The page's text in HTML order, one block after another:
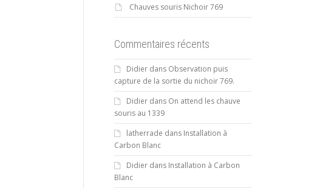
Chauves souris Nichoir 769
Commentaires récents
Didierdans Observation puis
capture de la sortie du nichoir 769.
Didierdans On attend les chauve
souris au 1339
latherrade dans Installation à
Carbon Blanc
Didierdans Installation à Carbon
Blanc